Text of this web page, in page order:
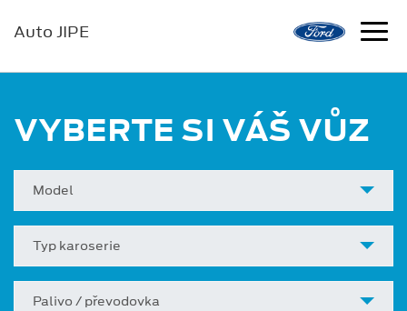
Auto JIPE
VYBERTE SI VÁŠ VŮZ
Model
Typ karoserie
Palivo / převodovka